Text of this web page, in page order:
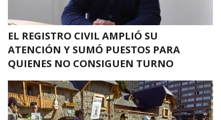
EL REGISTRO CIVIL AMPLIÓ SU
ATENCIÓN Y SUMÓ PUESTOS PARA
QUIENES NO CONSIGUEN TURNO